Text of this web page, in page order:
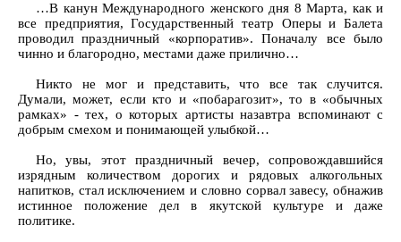
…В канун Международного женского дня 8 Марта, как и
все предприятия, Государственный театр Оперы и Балета
проводил праздничный «корпоратив». Поначалу все было
чинно и благородно, местами даже прилично…
Никто не мог и представить, что все так случится.
Думали, может, если кто и «побарагозит», то в «обычных
рамках» - тех, о которых артисты назавтра вспоминают с
добрым смехом и понимающей улыбкой…
Но, увы, этот праздничный вечер, сопровождавшийся
изрядным количеством дорогих и рядовых алкогольных
напитков, стал исключением и словно сорвал завесу, обнажив
истинное положение дел в якутской культуре и даже
политике.